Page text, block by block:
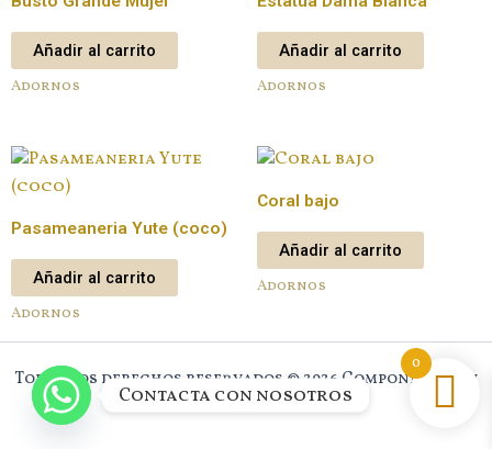
Añadir al carrito
Adornos
Añadir al carrito
Adornos
Pasameaneria Yute (coco)
Añadir al carrito
Adornos
Coral bajo
Añadir al carrito
Adornos
Todos los derechos reservados © 2026 Component New
House
0
Contacta con nosotros